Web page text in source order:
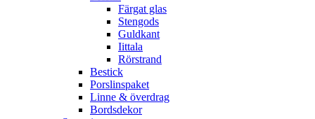
Färgat glas
Stengods
Guldkant
Iittala
Rörstrand
Bestick
Porslinspaket
Linne & överdrag
Bordsdekor